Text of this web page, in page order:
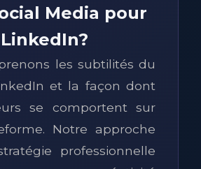
Media pour
LinkedIn?
les subtilités du
et la façon dont
se comportent sur
Notre approche
professionnelle